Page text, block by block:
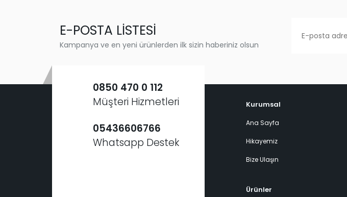
E-POSTA LİSTESİ
Kampanya ve en yeni ürünlerden ilk sizin haberiniz olsun
0850 470 0 112
Müşteri Hizmetleri
05436606766
Whatsapp Destek
Kurumsal
Ana Sayfa
Hikayemiz
Bize Ulaşın
Ürünler